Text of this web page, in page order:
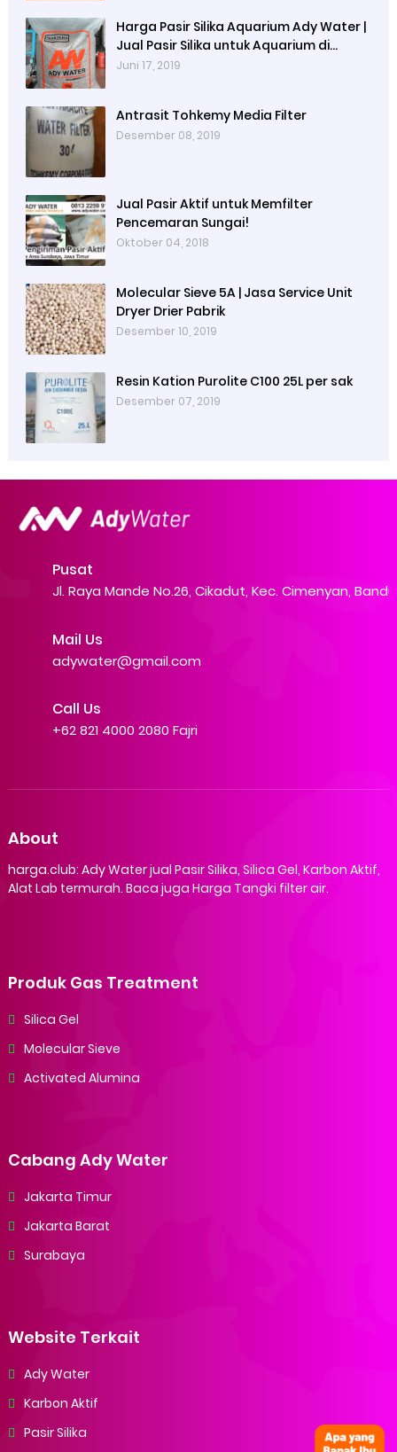
Harga Pasir Silika Aquarium Ady Water |
Jual Pasir Silika untuk Aquarium di
Bandung Depok Surabaya Bekasi
Juni 17, 2019
Antrasit Tohkemy Media Filter
Desember 08, 2019
Jual Pasir Aktif untuk Memfilter
Pencemaran Sungai!
Oktober 04, 2018
Molecular Sieve 5A | Jasa Service Unit
Dryer Drier Pabrik
Desember 10, 2019
Resin Kation Purolite C100 25L per sak
Desember 07, 2019
Pusat
Jl. Raya Mande No.26, Cikadut, Kec. Cimenyan,
Mail Us
adywater@gmail.com
Call Us
+62 821 4000 2080 Fajri
About
harga.club: Ady Water jual Pasir Silika, Silica Gel, Karbon Aktif,
Alat Lab termurah. Baca juga Harga Tangki filter air.
Produk Gas Treatment
Silica Gel
Molecular Sieve
Activated Alumina
Cabang Ady Water
Jakarta Timur
Jakarta Barat
Surabaya
Website Terkait
Ady Water
Karbon Aktif
Pasir Silika